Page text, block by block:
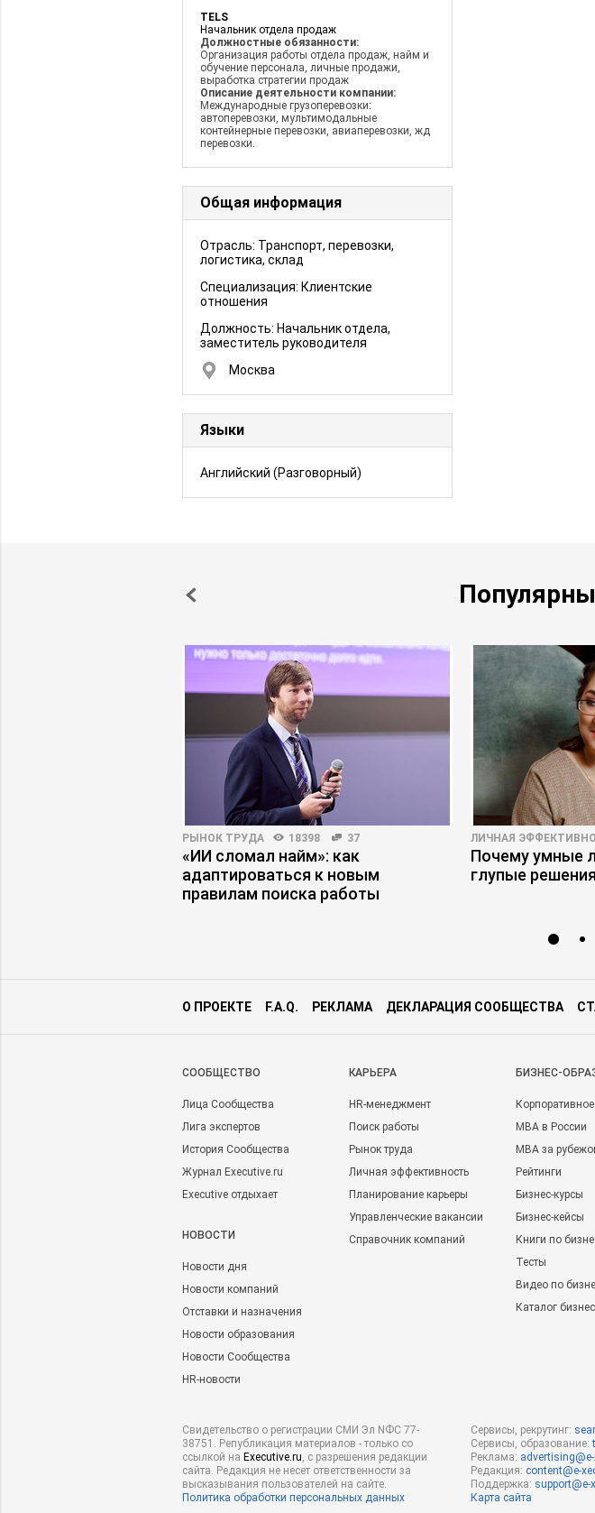
TELS
Начальник отдела продаж
Должностные обязанности:
Организация работы отдела продаж, найм и
обучение персонала, личные продажи,
выработка стратегии продаж
Описание деятельности компании:
Международные грузоперевозки:
автоперевозки, мультимодальные
контейнерные перевозки, авиаперевозки, жд
перевозки.
Общая информация
Отрасль: Транспорт, перевозки,
логистика, склад
Специализация: Клиентские
отношения
Должность: Начальник отдела,
заместитель руководителя
Москва
Языки
Английский (Разговорный)
РЫНОК ТРУДА 18398 37
«ИИ сломал найм»: как
адаптироваться к новым
правилам поиска работы
ЛИЧНАЯ
Почему умные
глупые решения
О ПРОЕКТЕ F.A.Q. РЕКЛАМА ДЕКЛАРАЦИЯ СООБЩЕСТВА
CООБЩЕСТВО
Лица Сообщества
Лига экспертов
История Сообщества
Журнал Executive.ru
Executive отдыхает
НОВОСТИ
Новости дня
Новости компаний
Отставки и назначения
Новости образования
Новости Сообщества
HR-новости
КАРЬЕРА
HR-менеджмент
Поиск работы
Рынок труда
Личная эффективность
Планирование карьеры
Управленческие вакансии
Справочник компаний
БИЗНЕС-
MBA в России
MBA за
Рейтинги
Бизнес-курсы
Бизнес-кейсы
Книги по
Тесты
Видео по
Каталог
Свидетельство о регистрации СМИ Эл NФС 77-
38751. Републикация материалов - только со
ссылкой на Executive.ru, с разрешения редакции
сайта. Редакция не несет ответственности за
высказывания пользователей на сайте.
Политика обработки персональных данных
Сервисы, рекрутинг:
Сервисы, образование:
Реклама:
Редакция: content@e-
Поддержка: support@e-
Карта сайта